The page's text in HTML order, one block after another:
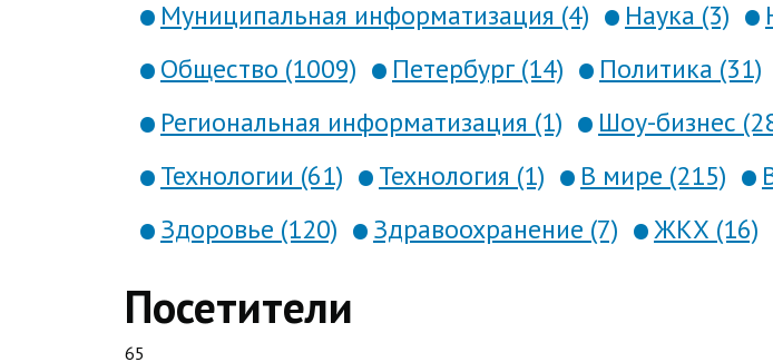
Муниципальная информатизация (4)
Наука (3)
Общество (1009)
Петербург (14) Политика (31)
Региональная информатизация (1)
Шоу-бизнес
Технологии (61)
Технология (1) В мире (215)
Здоровье (120)
Здравоохранение (7) ЖКХ (16)
Посетители
65